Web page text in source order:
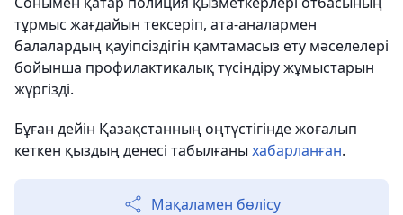
тұрмыс жағдайын тексеріп, ата-аналармен
балалардың қауіпсіздігін қамтамасыз ету мәселелері
бойынша профилактикалық түсіндіру жұмыстарын
жүргізді.
Бұған дейін Қазақстанның оңтүстігінде жоғалып
кеткен қыздың денесі табылғаны хабарланған.
Мақаламен бөлісу